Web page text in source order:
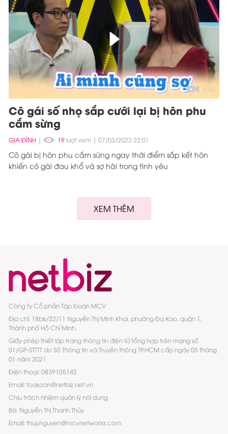
4:56
Cô gái số nhọ sắp cưới lại bị hôn phu
cắm sừng
GIA ĐÌNH | 19 lượt xem 07/03/2023 22:01
Cô gái bị hôn phu cắm sừng ngay thời điểm sắp kết hôn
khiến cô gái đau khổ và sợ hãi trong tình yêu
XEM THÊM
Công ty Cổ phần Tập Đoàn MCV
Địa chỉ: 18bis/22/11 Nguyễn Thị Minh Khai, phường Đa Kao, quận 1,
Thành phố Hồ Chí Minh.
Giấy phép thiết lập trang thông tin điện tử tổng hợp trên mạng số
01/GP-STTTT do Sở Thông tin và Truyền thông TP.HCM cấp ngày 05 tháng
01 năm 2021
Điện thoại: 0839105142
Email: toasoan@netbiz.net.vn
Chịu trách nhiệm quản lý nội dung
Bà: Nguyễn Thị Thanh Thủy
Email: thuy.nguyen@mcvnetworks.com